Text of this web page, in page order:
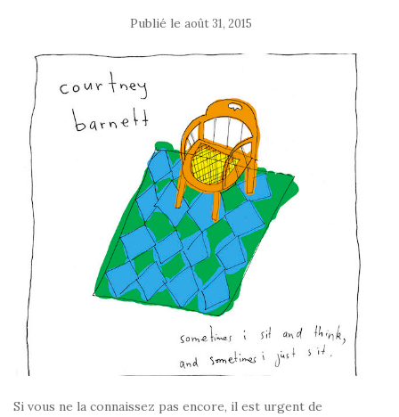
Publié le août 31, 2015
Si vous ne la connaissez pas encore, il est urgent de